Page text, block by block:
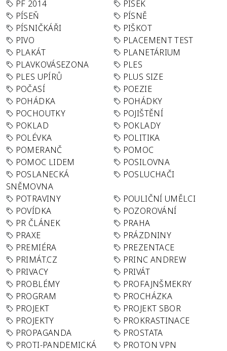
PF 2014
PÍSEK
PÍSEŇ
PÍSNĚ
PÍSNIČKÁŘI
PIŠKOT
PIVO
PLACEMENT TEST
PLAKÁT
PLANETÁRIUM
PLAVKOVÁSEZONA
PLES
PLES UPÍRŮ
PLUS SIZE
POČASÍ
POEZIE
POHÁDKA
POHÁDKY
POCHOUTKY
POJIŠTĚNÍ
POKLAD
POKLADY
POLÉVKA
POLITIKA
POMERANČ
POMOC
POMOC LIDEM
POSILOVNA
POSLANECKÁ
SNĚMOVNA
POSLUCHAČI
POTRAVINY
POULIČNÍ UMĚLCI
POVÍDKA
POZOROVÁNÍ
PR ČLÁNEK
PRAHA
PRAXE
PRÁZDNINY
PREMIÉRA
PREZENTACE
PRIMÁT.CZ
PRINC ANDREW
PRIVACY
PRIVÁT
PROBLÉMY
PROFAJNŠMEKRY
PROGRAM
PROCHÁZKA
PROJEKT
PROJEKT SBOR
PROJEKTY
PROKRASTINACE
PROPAGANDA
PROSTATA
PROTI-PANDEMICKÁ
PROTON VPN